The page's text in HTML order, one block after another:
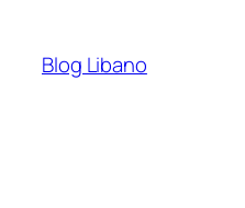
Blog Libano